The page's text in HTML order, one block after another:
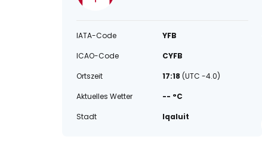
IATA-Code
YFB
ICAO-Code
CYFB
Ortszeit
17:18 (UTC -4.0)
Aktuelles Wetter
-- °C
Stadt
Iqaluit